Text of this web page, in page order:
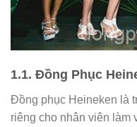
1.1. Đồng Phục
Đồng phục Heineken là
riêng cho nhân viên làm